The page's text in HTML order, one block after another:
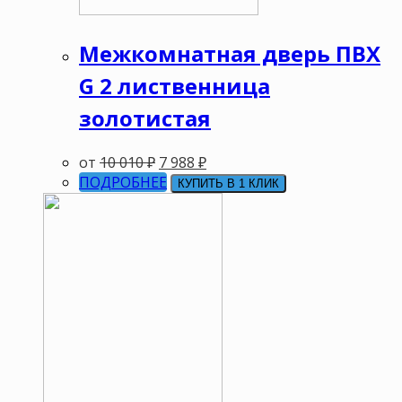
Межкомнатная дверь ПВХ
G 2 лиственница
золотистая
от 10 010₽ 7 988 ₽
ПОДРОБНЕЕ
КУПИТЬ В 1 КЛИК